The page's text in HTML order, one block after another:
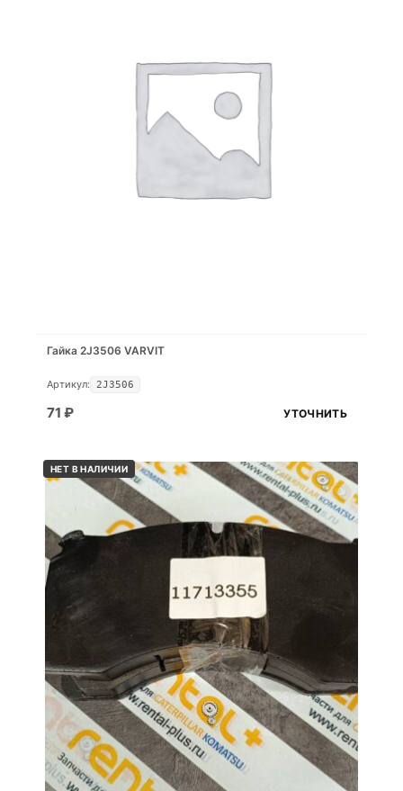
Гайка 2J3506 VARVIT
Артикул: 2J3506
71 ₽ УТОЧНИТЬ
НЕТ В НАЛИЧИИ